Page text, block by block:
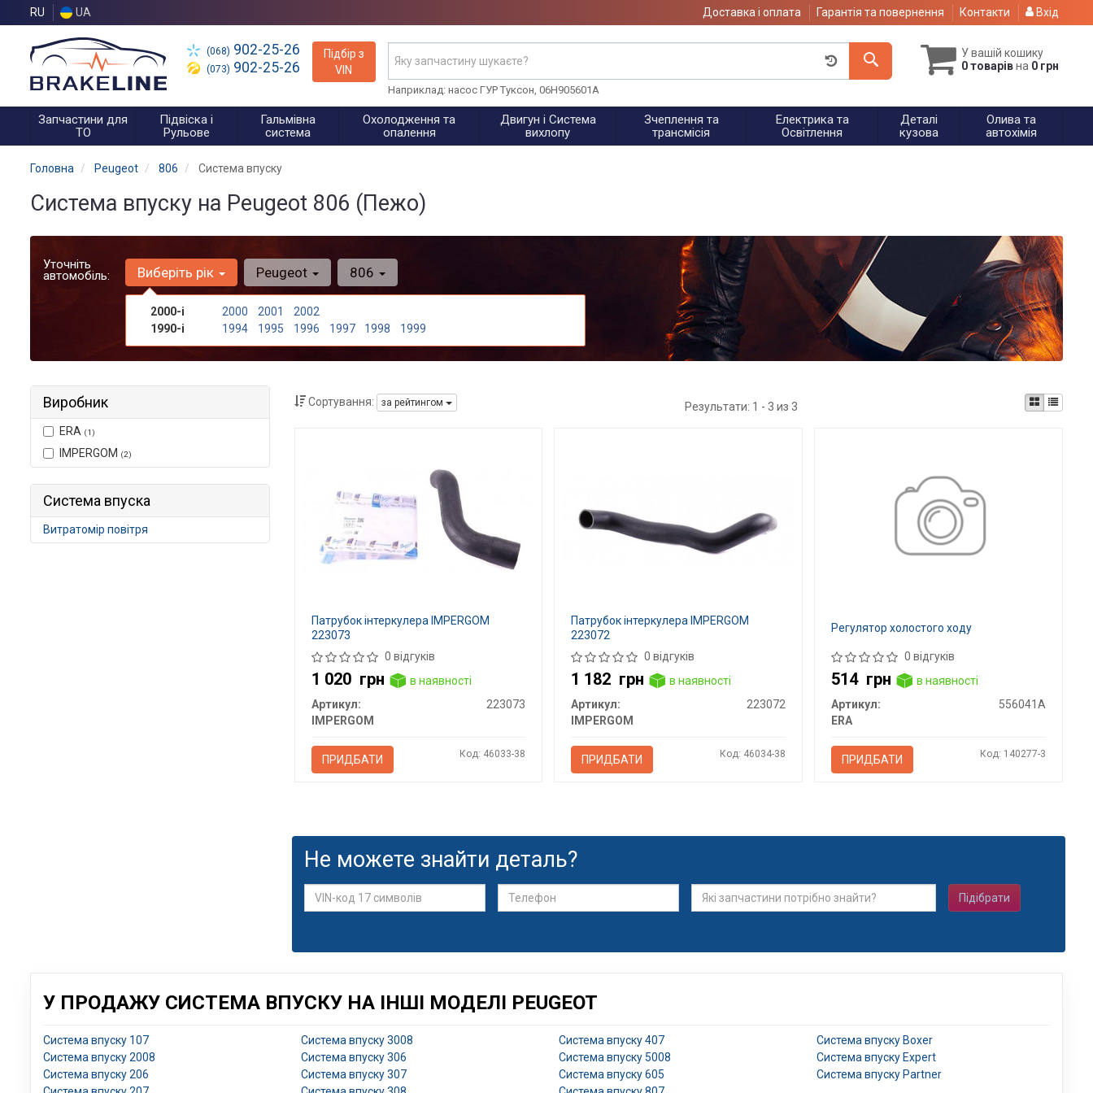
RU UA Доставка і оплата Гарантія та повернення Контакти Вхід
(068) 902-25-26
(073) 902-25-26
Підбір з
VIN
У вашій кошику
0 товарівна 0 грн
Наприклад: насос ГУР Туксон, 06H905601A
Запчастини для
ТО
Підвіска і
Рульове
Гальмівна
система
Охолодження та
опалення
Двигун і Система
вихлопу
Зчеплення та
трансмісія
Електрика та
Освітлення
Деталі
кузова
Олива та
автохімія
Головна Peugeot 806 Система впуску
Система впуску на Peugeot 806 (Пежо)
Уточніть
автомобіль: Виберіть рік
2000-і 2000 2001
2002
1990-і
1994 1995 1996 1997 1998 1999
Peugeot 806
Виробник
ERA (1)
IMPERGOM (2)
Система впуска
Витратомір повітря
Сортування: за рейтингом Результати: 1 - 3 из 3
Патрубок інтеркулера IMPERGOM
223073
0 відгуків
1 020 грн
в наявності
Артикул:
223073
IMPERGOM
ПРИДБАТИ Код: 46033-38
Патрубок інтеркулера IMPERGOM
223072
0 відгуків
1 182 грн
в наявності
Артикул:
223072
IMPERGOM
ПРИДБАТИ Код: 46034-38
Регулятор холостого ходу
0 відгуків
514 грн
в наявності
Артикул:
556041A
ERA
ПРИДБАТИ Код: 140277-3
Не можете знайти деталь?
Підібрати
У ПРОДАЖУ СИСТЕМА ВПУСКУ НА ІНШІ МОДЕЛІ PEUGEOT
Система впуску 107
Система впуску 2008
Система впуску 206
Система впуску 3008
Система впуску 306
Система впуску 307
Система впуску 407
Система впуску 5008
Система впуску 605
Система впуску Boxer
Система впуску Expert
Система впуску Partner